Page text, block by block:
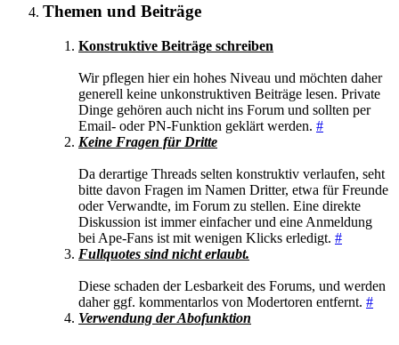
Themen und Beiträge
Konstruktive Beiträge schreiben
Wir pflegen hier ein hohes Niveau und möchten daher
generell keine unkonstruktiven Beiträge lesen. Private
Dinge gehören auch nicht ins Forum und sollten per
Email- oder PN-Funktion geklärt werden. #
Keine Fragen für Dritte
Da derartige Threads selten konstruktiv verlaufen, seht
bitte davon Fragen im Namen Dritter, etwa für Freunde
oder Verwandte, im Forum zu stellen. Eine direkte
Diskussion ist immer einfacher und eine Anmeldung
bei Ape-Fans ist mit wenigen Klicks erledigt. #
Fullquotes sind nicht erlaubt.
Diese schaden der Lesbarkeit des Forums, und werden
daher ggf. kommentarlos von Modertoren entfernt. #
Verwendung der Abofunktion